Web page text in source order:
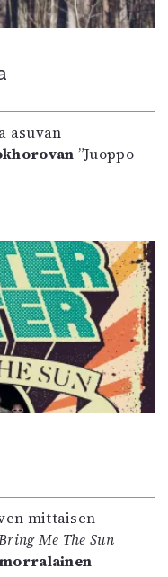
asuvan
”Juoppo
mittaisen
Me The Sun